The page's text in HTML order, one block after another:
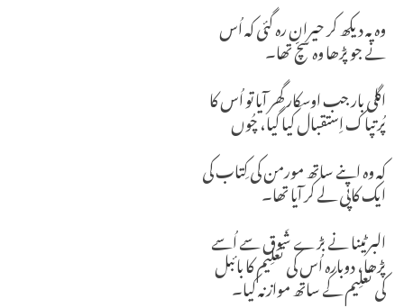
وہ یہ دیکھ کر حیران رہ گئی کہ اُس
نے جو پڑھا وہ سچّ تھا۔
اگلی بار جب اوسکار گھر آیا تو اُس کا
پُرتپاک اِستقبال کیا گیا، چُوں
کہ وہ اپنے ساتھ مورمن کی کِتاب کی
ایک کاپی لے کر آیا تھا۔
البرٹینا نے بڑے شَوق سے اُسے
پڑھا، دوبارہ اُس کی تعلِیم کا بائبل
کی تعلِیم کے ساتھ موازنہ کیا۔